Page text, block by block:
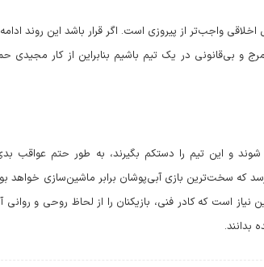
واجب‌تر از پیروزی است. اگر قرار باشد این روند ادامه
و بی‌قانونی در یک تیم باشیم بنابراین از کار مجیدی
شوند و این تیم را دستکم بگیرند، به طور حتم عواقب
که سخت‌ترین بازی آبی‌پوشان برابر ماشین‌سازی خواهد
نیاز است که کادر فنی، بازیکنان را از لحاظ روحی و روانی
بدانند.